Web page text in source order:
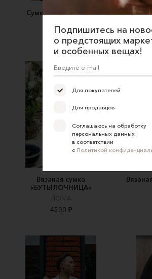
Сумка для телефона
4500 ₽
Вязаная сумка
«БУТЫЛОЧНИЦА»
ЛОМА
4500 ₽
Подпишитесь на
о предстоящих
и особенных вещах!
Для покупателей
Для продавцов
Соглашаюсь на обработку
персональных данных
в соответствии
с Политикой